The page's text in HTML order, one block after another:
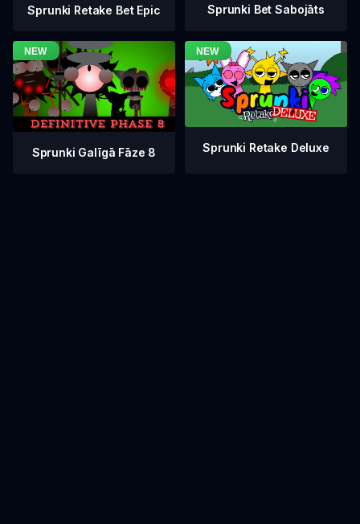
Sprunki Retake Bet Epic Sprunki Bet Sabojāts
Sprunki Galīgā Fāze 8 Sprunki Retake Deluxe